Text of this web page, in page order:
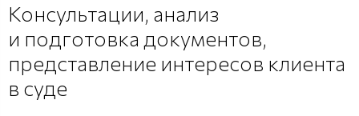
Консультации, анализ
и подготовка документов,
представление интересов клиента
в суде